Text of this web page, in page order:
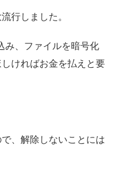
行しました。
み、ファイルを暗号化
ければお金を払えと要
、解除しないことには